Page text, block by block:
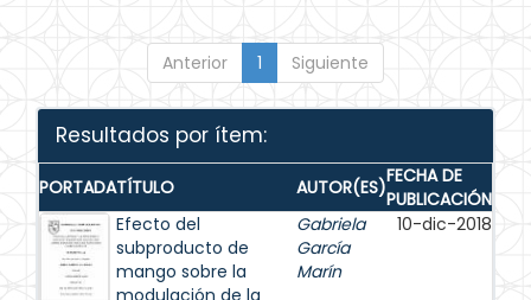
Anterior 1 Siguiente
Resultados por ítem:
PORTADATÍTULO AUTOR(ES)FECHA DE
PUBLICACIÓN
Efecto del
subproducto de
mango sobre la
modulación de la
Gabriela
García
Marín
10-dic-2018